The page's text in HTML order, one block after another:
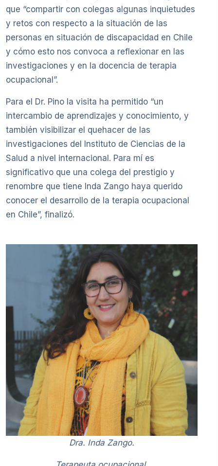
que “compartir con colegas algunas inquietudes
y retos con respecto a la situación de las
personas en situación de discapacidad en Chile
y cómo esto nos convoca a reflexionar en las
investigaciones y en la docencia de terapia
ocupacional”.
Para el Dr. Pino la visita ha permitido “un
intercambio de aprendizajes y conocimiento, y
también visibilizar el quehacer de las
investigaciones del Instituto de Ciencias de la
Salud a nivel internacional. Para mí es
significativo que una colega del prestigio y
renombre que tiene Inda Zango haya querido
conocer el desarrollo de la terapia ocupacional
en Chile”, finalizó.
Dra. Inda Zango.